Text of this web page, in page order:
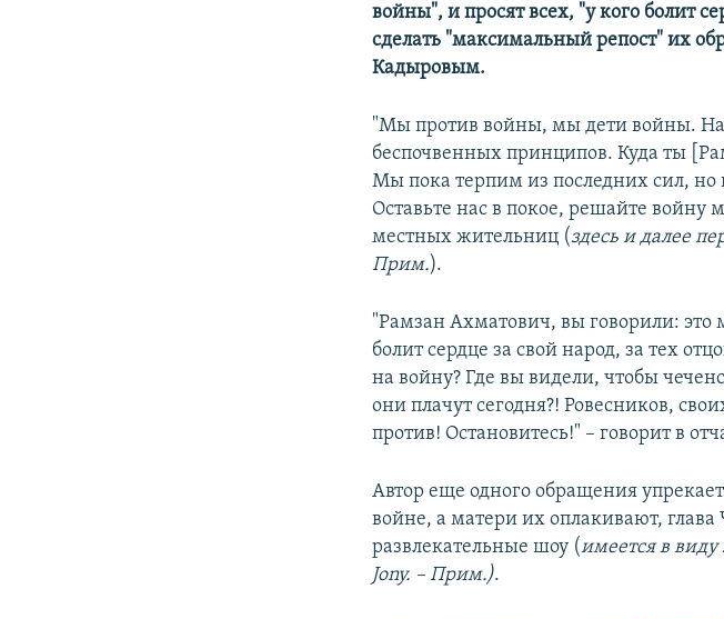
войны", и просят всех, "у кого болит
сделать "максимальный репост" их
Кадыровым.
"Мы против войны, мы дети войны.
беспочвенных принципов. Куда ты
Мы пока терпим из последних сил, но
Оставьте нас в покое, решайте
местных жительниц (здесь и далее
Прим.).
"Рамзан Ахматович, вы говорили:
болит сердце за свой народ, за тех
на войну? Где вы видели, чтобы
они плачут сегодня?! Ровесников,
против! Остановитесь!" – говорит в
Автор еще одного обращения
войне, а матери их оплакивают, глава
развлекательные шоу (имеется в
Jony. – Прим.).